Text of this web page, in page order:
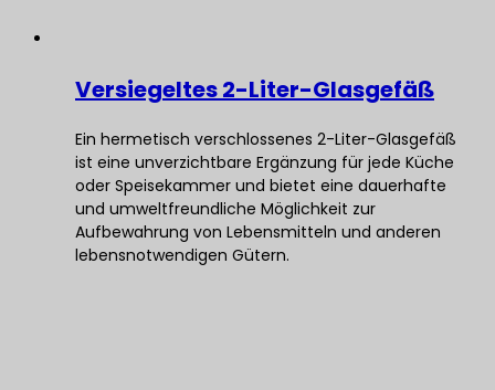
Versiegeltes 2-Liter-Glasgefäß
Ein hermetisch verschlossenes 2-Liter-Glasgefäß
ist eine unverzichtbare Ergänzung für jede Küche
oder Speisekammer und bietet eine dauerhafte
und umweltfreundliche Möglichkeit zur
Aufbewahrung von Lebensmitteln und anderen
lebensnotwendigen Gütern.